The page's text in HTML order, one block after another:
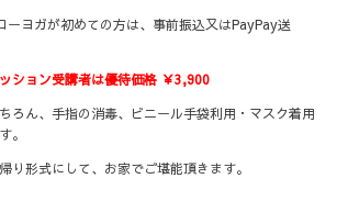
ーヨガが初めての方は、事前振込又はPayPay送
ション受講者は優待価格 ￥3,900
ろん、手指の消毒、ビニール手袋利用・マスク着用
。
り形式にして、お家でご堪能頂きます。